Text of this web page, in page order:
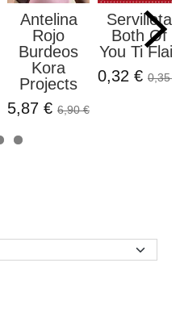
Antelina
Rojo
Burdeos
Kora
Projects
5,87 € 6,90 €
Servilleta
Both Of
You Ti Flair
0,32 € 0,35 €